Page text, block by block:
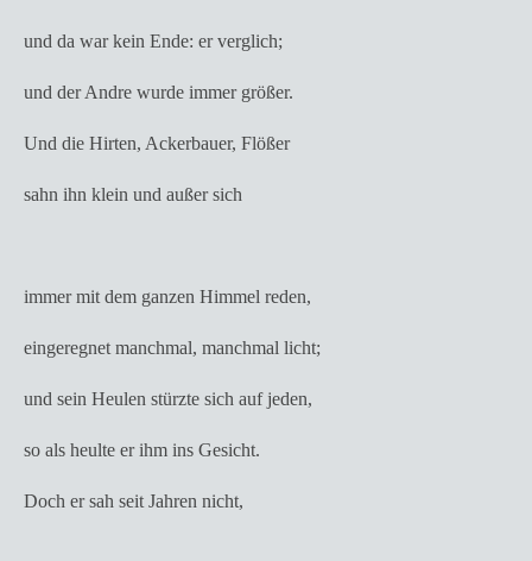
und da war kein Ende: er verglich;
und der Andre wurde immer größer.
Und die Hirten, Ackerbauer, Flößer
sahn ihn klein und außer sich
immer mit dem ganzen Himmel reden,
eingeregnet manchmal, manchmal licht;
und sein Heulen stürzte sich auf jeden,
so als heulte er ihm ins Gesicht.
Doch er sah seit Jahren nicht,